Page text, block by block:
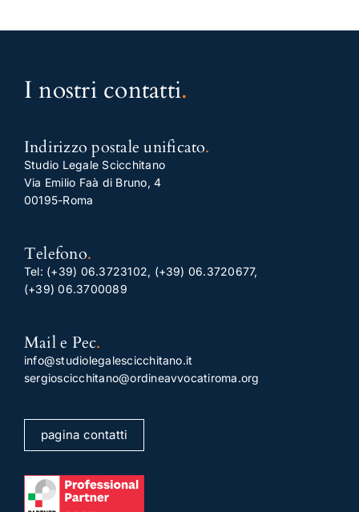
I nostri contatti.
Indirizzo postale unificato.
Studio Legale Scicchitano
Via Emilio Faà di Bruno, 4
00195-Roma
Telefono.
Tel: (+39) 06.3723102, (+39) 06.3720677,
(+39) 06.3700089
Mail e Pec.
info@studiolegalescicchitano.it
sergioscicchitano@ordineavvocatiroma.org
pagina contatti